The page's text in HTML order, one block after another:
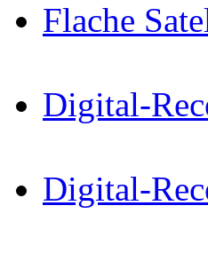
Flache
Digital-
Digital-